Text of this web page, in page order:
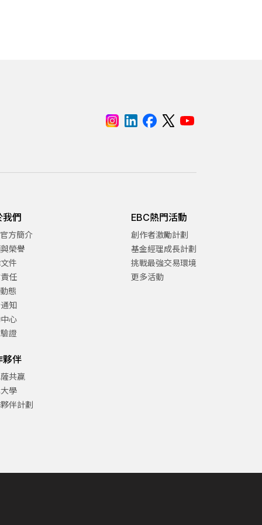
我們
方簡介
榮譽
件
任
態
知
心
證
夥伴
共贏
學
伴計劃
EBC熱門活動
創作者激勵計劃
基金經理成長計劃
挑戰最強交易環境
更多活動